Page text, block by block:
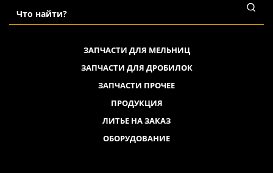
ЗАПЧАСТИ ДЛЯ МЕЛЬНИЦ
ЗАПЧАСТИ ДЛЯ ДРОБИЛОК
ЗАПЧАСТИ ПРОЧЕЕ
ПРОДУКЦИЯ
ЛИТЬЕ НА ЗАКАЗ
ОБОРУДОВАНИЕ